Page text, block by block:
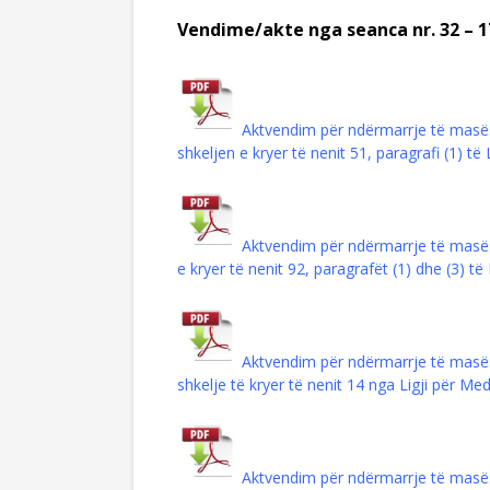
Vendime/akte nga seanca nr. 32 –
Aktvendim për ndërmarrje të
shkeljen e kryer të nenit 51, paragrafi (1) të
Aktvendim për ndërmarrje të
e kryer të nenit 92, paragrafët (1) dhe (3) të
Aktvendim për ndërmarrje të
shkelje të kryer të nenit 14 nga Ligji për
Aktvendim për ndërmarrje të